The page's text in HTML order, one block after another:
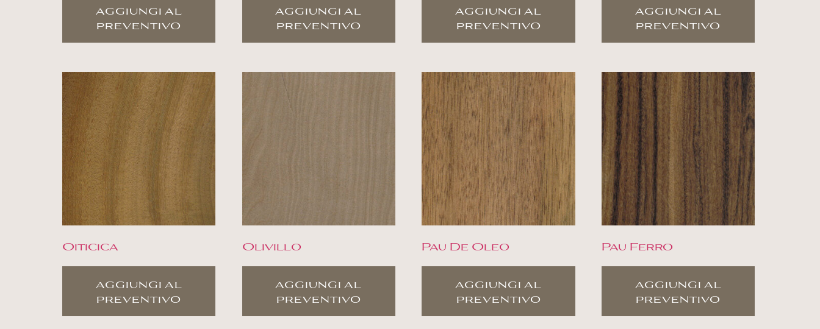
aggiungi al
preventivo
aggiungi al
preventivo
aggiungi al
preventivo
aggiungi al
preventivo
Oiticica
aggiungi al
preventivo
Olivillo
aggiungi al
preventivo
Pau De Oleo
aggiungi al
preventivo
Pau Ferro
aggiungi al
preventivo